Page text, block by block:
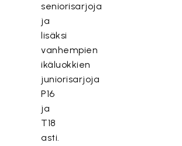
seniorisarjoja
ja
lisäksi
vanhempien
ikäluokkien
juniorisarjoja
P16
ja
T18
asti.